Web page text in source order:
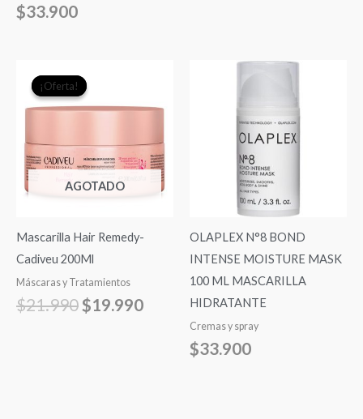
$33.900
¡Oferta!
AGOTADO
¡Oferta!
Mascarilla Hair Remedy-
Cadiveu 200Ml
Máscaras y Tratamientos
$21.990
precio
original
$21.990.
$19.990
actual
$19.990.
OLAPLEX N°8 BOND
INTENSE MOISTURE MASK
100 ML MASCARILLA
HIDRATANTE
Cremas y spray
$33.900